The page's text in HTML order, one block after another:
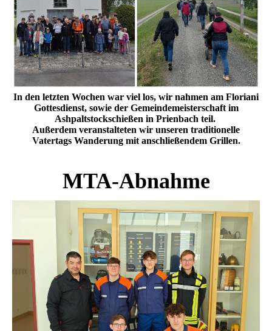
In den letzten Wochen war viel los, wir nahmen am Floriani
Gottesdienst, sowie der Gemeindemeisterschaft im
Ashpaltstockschießen in Prienbach teil.
Außerdem veranstalteten wir unseren traditionelle
Vatertags Wanderung mit anschließendem Grillen.
MTA-Abnahme